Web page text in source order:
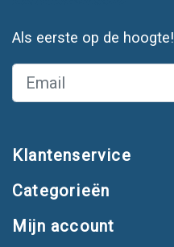
Als eerste op de hoogte!
Klantenservice
Categorieën
Mijn account